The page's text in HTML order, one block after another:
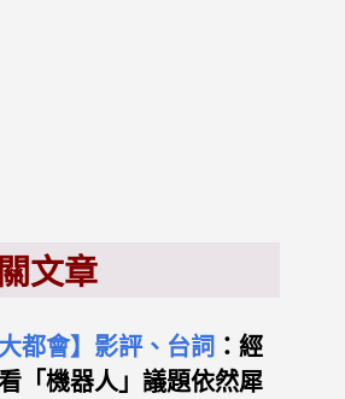
文章
都會】影評、台詞 ：經
「機器人」議題依然犀